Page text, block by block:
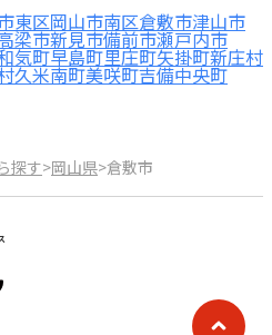
東区岡山市南区倉敷市津山市
梁市新見市備前市瀬戸内市
気町早島町里庄町矢掛町新庄村
久米南町美咲町吉備中央町
探す>岡山県>倉敷市